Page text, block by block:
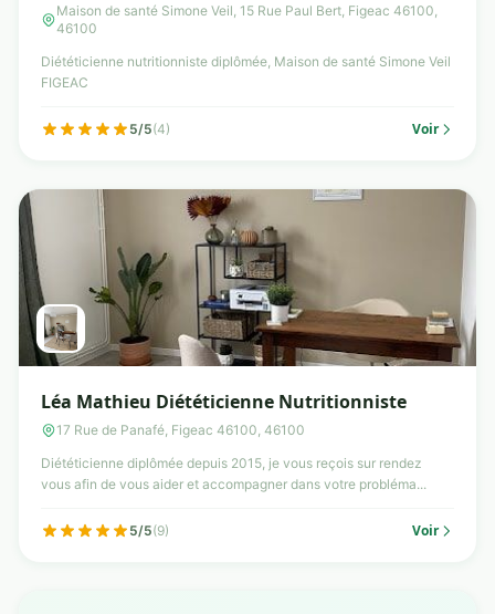
Maison de santé Simone Veil, 15 Rue Paul Bert, Figeac 46100,
46100
Diététicienne nutritionniste diplômée, Maison de santé Simone Veil
FIGEAC
5/5(4) Voir
Léa Mathieu Diététicienne Nutritionniste
17 Rue de Panafé, Figeac 46100, 46100
Diététicienne diplômée depuis 2015, je vous reçois sur rendez
vous afin de vous aider et accompagner dans votre probléma...
5/5(9) Voir